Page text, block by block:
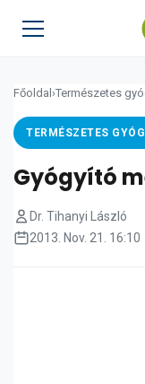
Főoldal ›Természetes
TERMÉSZETES
Gyógyító
Dr. Tihanyi László
2013. Nov. 21. 16:10